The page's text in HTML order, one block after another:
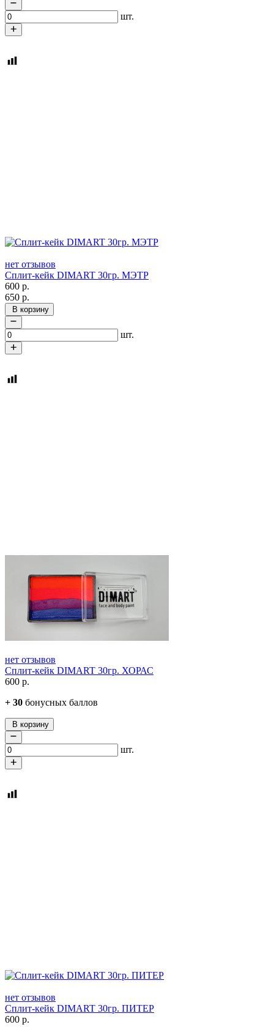
шт.
нет отзывов
Сплит-кейк DIMART 30гр. МЭТР
600 р.
650 р.
В корзину
шт.
нет отзывов
Сплит-кейк DIMART 30гр. ХОРАС
600 р.
+ 30 бонусных баллов
В корзину
шт.
нет отзывов
Сплит-кейк DIMART 30гр. ПИТЕР
600 р.